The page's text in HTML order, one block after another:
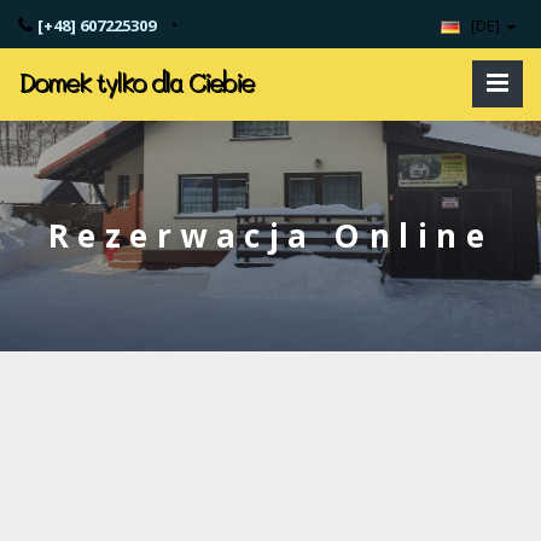
[+48] 607225309 • [DE]
Domek tylko dla Ciebie
Rezerwacja Online